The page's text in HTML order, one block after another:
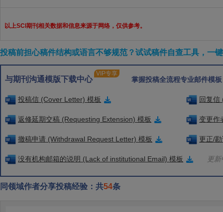
以上SCI期刊相关数据和信息来源于网络，仅供参考。
投稿前担心稿件结构或语言不够规范？试试稿件自查工具，一
与期刊沟通模版下载中心
VIP专享
掌握投稿全流程专业邮件模
投稿信 (Cover Letter) 模板 回复信
返修延期交稿 (Requesting Extension) 模板 变更作
撤稿申请 (Withdrawal Request Letter) 模板 更正/
没有机构邮箱的说明 (Lack of institutional Email) 模板 更
同领域作者分享投稿经验：共54条